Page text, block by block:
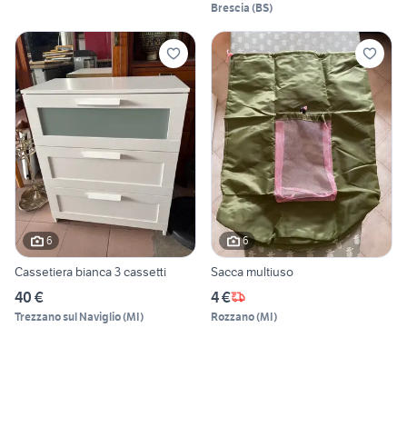
Brescia (BS)
6
Cassetiera bianca 3 cassetti
40 €
Trezzano sul Naviglio(MI)
6
Sacca multiuso
4 €
Rozzano(MI)